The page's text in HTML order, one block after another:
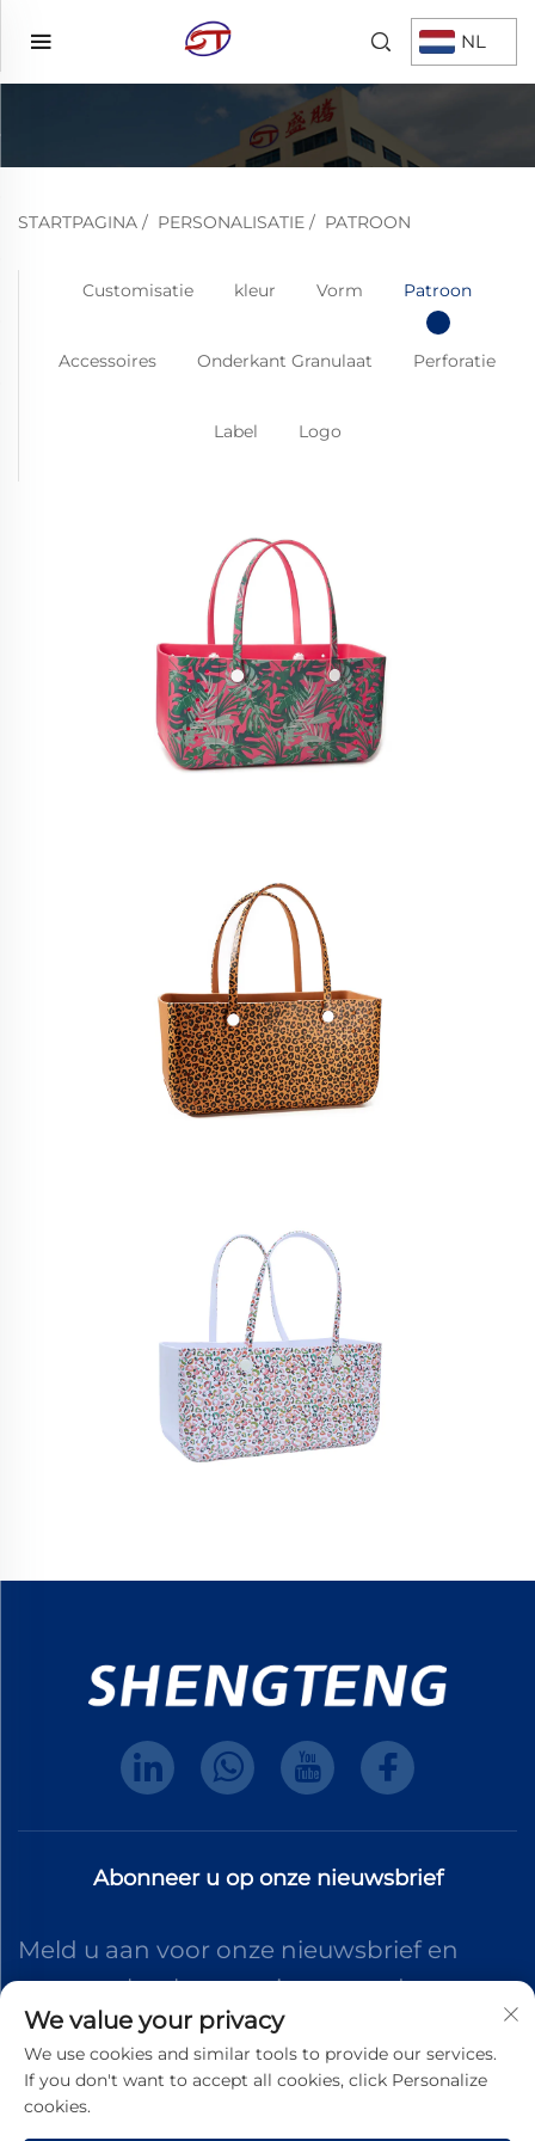
NL
STARTPAGINA / PERSONALISATIE / PATROON
Customisatie kleur Vorm Patroon
Accessoires Onderkant Granulaat Perforatie
Label Logo
Abonneer u op onze nieuwsbrief
Meld u aan voor onze nieuwsbrief en
ontvang het laatste nieuws, updates en
inzichten van ons team.
We value your privacy
We use cookies and similar tools to provide our services.
If you don't want to accept all cookies, click Personalize
cookies.